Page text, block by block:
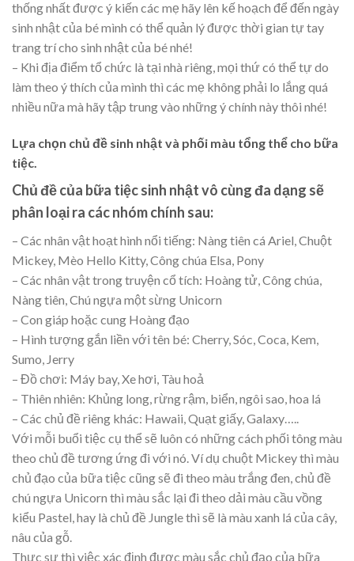
thống nhất được ý kiến các mẹ hãy lên kế hoạch để đến ngày
sinh nhật của bé mình có thể quản lý được thời gian tự tay
trang trí cho sinh nhật của bé nhé!
– Khi địa điểm tổ chức là tại nhà riêng, mọi thứ có thể tự do
làm theo ý thích của mình thì các mẹ không phải lo lắng quá
nhiều nữa mà hãy tập trung vào những ý chính này thôi nhé!
Lựa chọn chủ đề sinh nhật và phối màu tổng thể cho bữa
tiệc.
Chủ đề của bữa tiệc sinh nhật vô cùng đa dạng sẽ
phân loại ra các nhóm chính sau:
– Các nhân vật hoạt hình nổi tiếng: Nàng tiên cá Ariel, Chuột
Mickey, Mèo Hello Kitty, Công chúa Elsa, Pony
– Các nhân vật trong truyện cổ tích: Hoàng tử, Công chúa,
Nàng tiên, Chú ngựa một sừng Unicorn
– Con giáp hoặc cung Hoàng đạo
– Hình tượng gắn liền với tên bé: Cherry, Sóc, Coca, Kem,
Sumo, Jerry
– Đồ chơi: Máy bay, Xe hơi, Tàu hoả
– Thiên nhiên: Khủng long, rừng rậm, biển, ngôi sao, hoa lá
– Các chủ đề riêng khác: Hawaii, Quạt giấy, Galaxy…..
Với mỗi buổi tiệc cụ thể sẽ luôn có những cách phối tông màu
theo chủ đề tương ứng đi với nó. Ví dụ chuột Mickey thì màu
chủ đạo của bữa tiệc cũng sẽ đi theo màu trắng đen, chủ đề
chú ngựa Unicorn thì màu sắc lại đi theo dải màu cầu vồng
kiểu Pastel, hay là chủ đề Jungle thì sẽ là màu xanh lá của cây,
nâu của gỗ.
Thực sự thì việc xác định được màu sắc chủ đạo của bữa